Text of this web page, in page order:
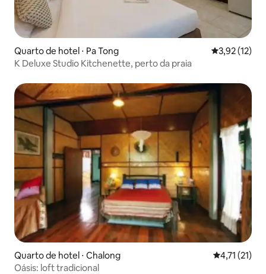
Quarto de hotel ⋅ Pa Tong 3,92 de uma
3,92 (12)
K Deluxe Studio Kitchenette, perto da praia
Quarto de hotel ⋅ Chalong 4,71 de uma
4,71 (21)
Oásis: loft tradicional